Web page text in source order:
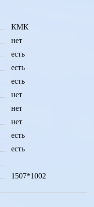
КМК
нет
есть
есть
есть
нет
нет
нет
есть
есть
1507*1002